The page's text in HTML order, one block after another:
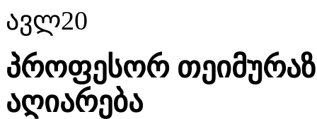
ავლ20
პროფესორ
აღიარება